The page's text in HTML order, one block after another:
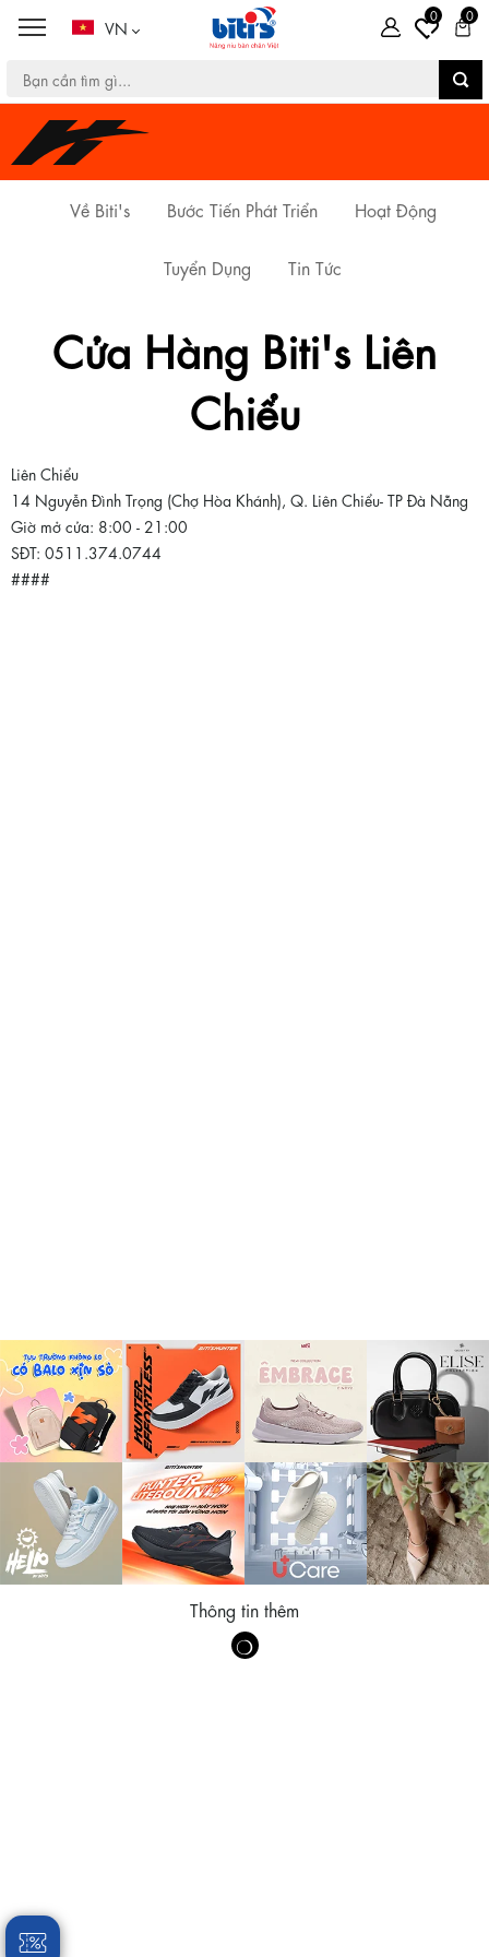
VN
0 0
Về Biti's Bước Tiến Phát Triển Hoạt Động
Tuyển Dụng Tin Tức
Cửa Hàng Biti's Liên
Chiểu
Liên Chiểu
14 Nguyễn Đình Trọng (Chợ Hòa Khánh), Q. Liên Chiểu- TP Đà Nẵng
Giờ mở cửa: 8:00 - 21:00
SĐT: 0511.374.0744
####
Thông tin thêm